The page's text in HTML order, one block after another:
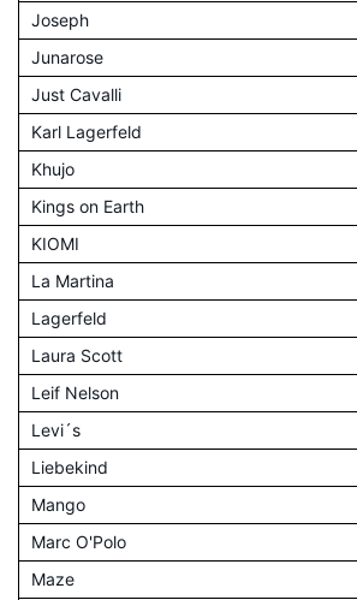
Joseph
Junarose
Just Cavalli
Karl Lagerfeld
Khujo
Kings on Earth
KIOMI
La Martina
Lagerfeld
Laura Scott
Leif Nelson
Levi´s
Liebekind
Mango
Marc O'Polo
Maze